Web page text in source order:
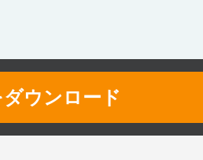
ウンロード